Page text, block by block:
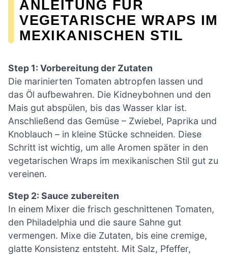
ANLEITUNG FÜR
VEGETARISCHE WRAPS IM
MEXIKANISCHEN STIL
Step 1: Vorbereitung der Zutaten
Die marinierten Tomaten abtropfen lassen und
das Öl aufbewahren. Die Kidneybohnen und den
Mais gut abspülen, bis das Wasser klar ist.
Anschließend das Gemüse – Zwiebel, Paprika und
Knoblauch – in kleine Stücke schneiden. Diese
Schritt ist wichtig, um alle Aromen später in den
vegetarischen Wraps im mexikanischen Stil gut zu
vereinen.
Step 2: Sauce zubereiten
In einem Mixer die frisch geschnittenen Tomaten,
den Philadelphia und die saure Sahne gut
vermengen. Mixe die Zutaten, bis eine cremige,
glatte Konsistenz entsteht. Mit Salz, Pfeffer,